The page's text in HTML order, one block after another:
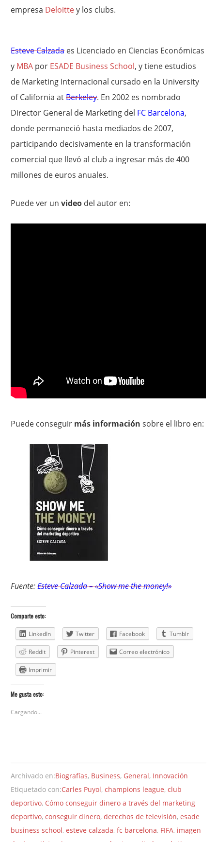
empresaDeloittey los clubs.
Esteve Calzadaes Licenciado en Ciencias Económicas
y MBA por ESADE Business School, y tiene estudios
de Marketing Internacional cursado en la University
of California atBerkeley. En 2002 es nombrado
Director General de Marketing del FC Barcelona,
donde permaneció hasta mediados de 2007,
participando decisivamente en la transformación
comercial que llevó al club a ingresar más de 400
millones de euros anuales.
Puede ver unvideo del autor en:
Puede conseguir más información sobre el libro en:
Fuente:Esteve Calzada – «Show me the money!»
Comparte esto:
LinkedIn Twitter Facebook Tumblr
Reddit Pinterest Correo electrónico
Imprimir
Me gusta esto:
Cargando...
Archivado en:Biografías, Business, General, Innovación
Etiquetado con:Carles Puyol,champions league,club
deportivo, Cómo conseguir dinero a través del marketing
deportivo,conseguir dinero,derechos de televisión,esade
business school,esteve calzada,fc barcelona, FIFA, imagen